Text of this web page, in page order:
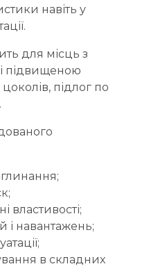
навіть у
для місць з
підвищеною
підлог по
властивості;
і навантажень;
в складних